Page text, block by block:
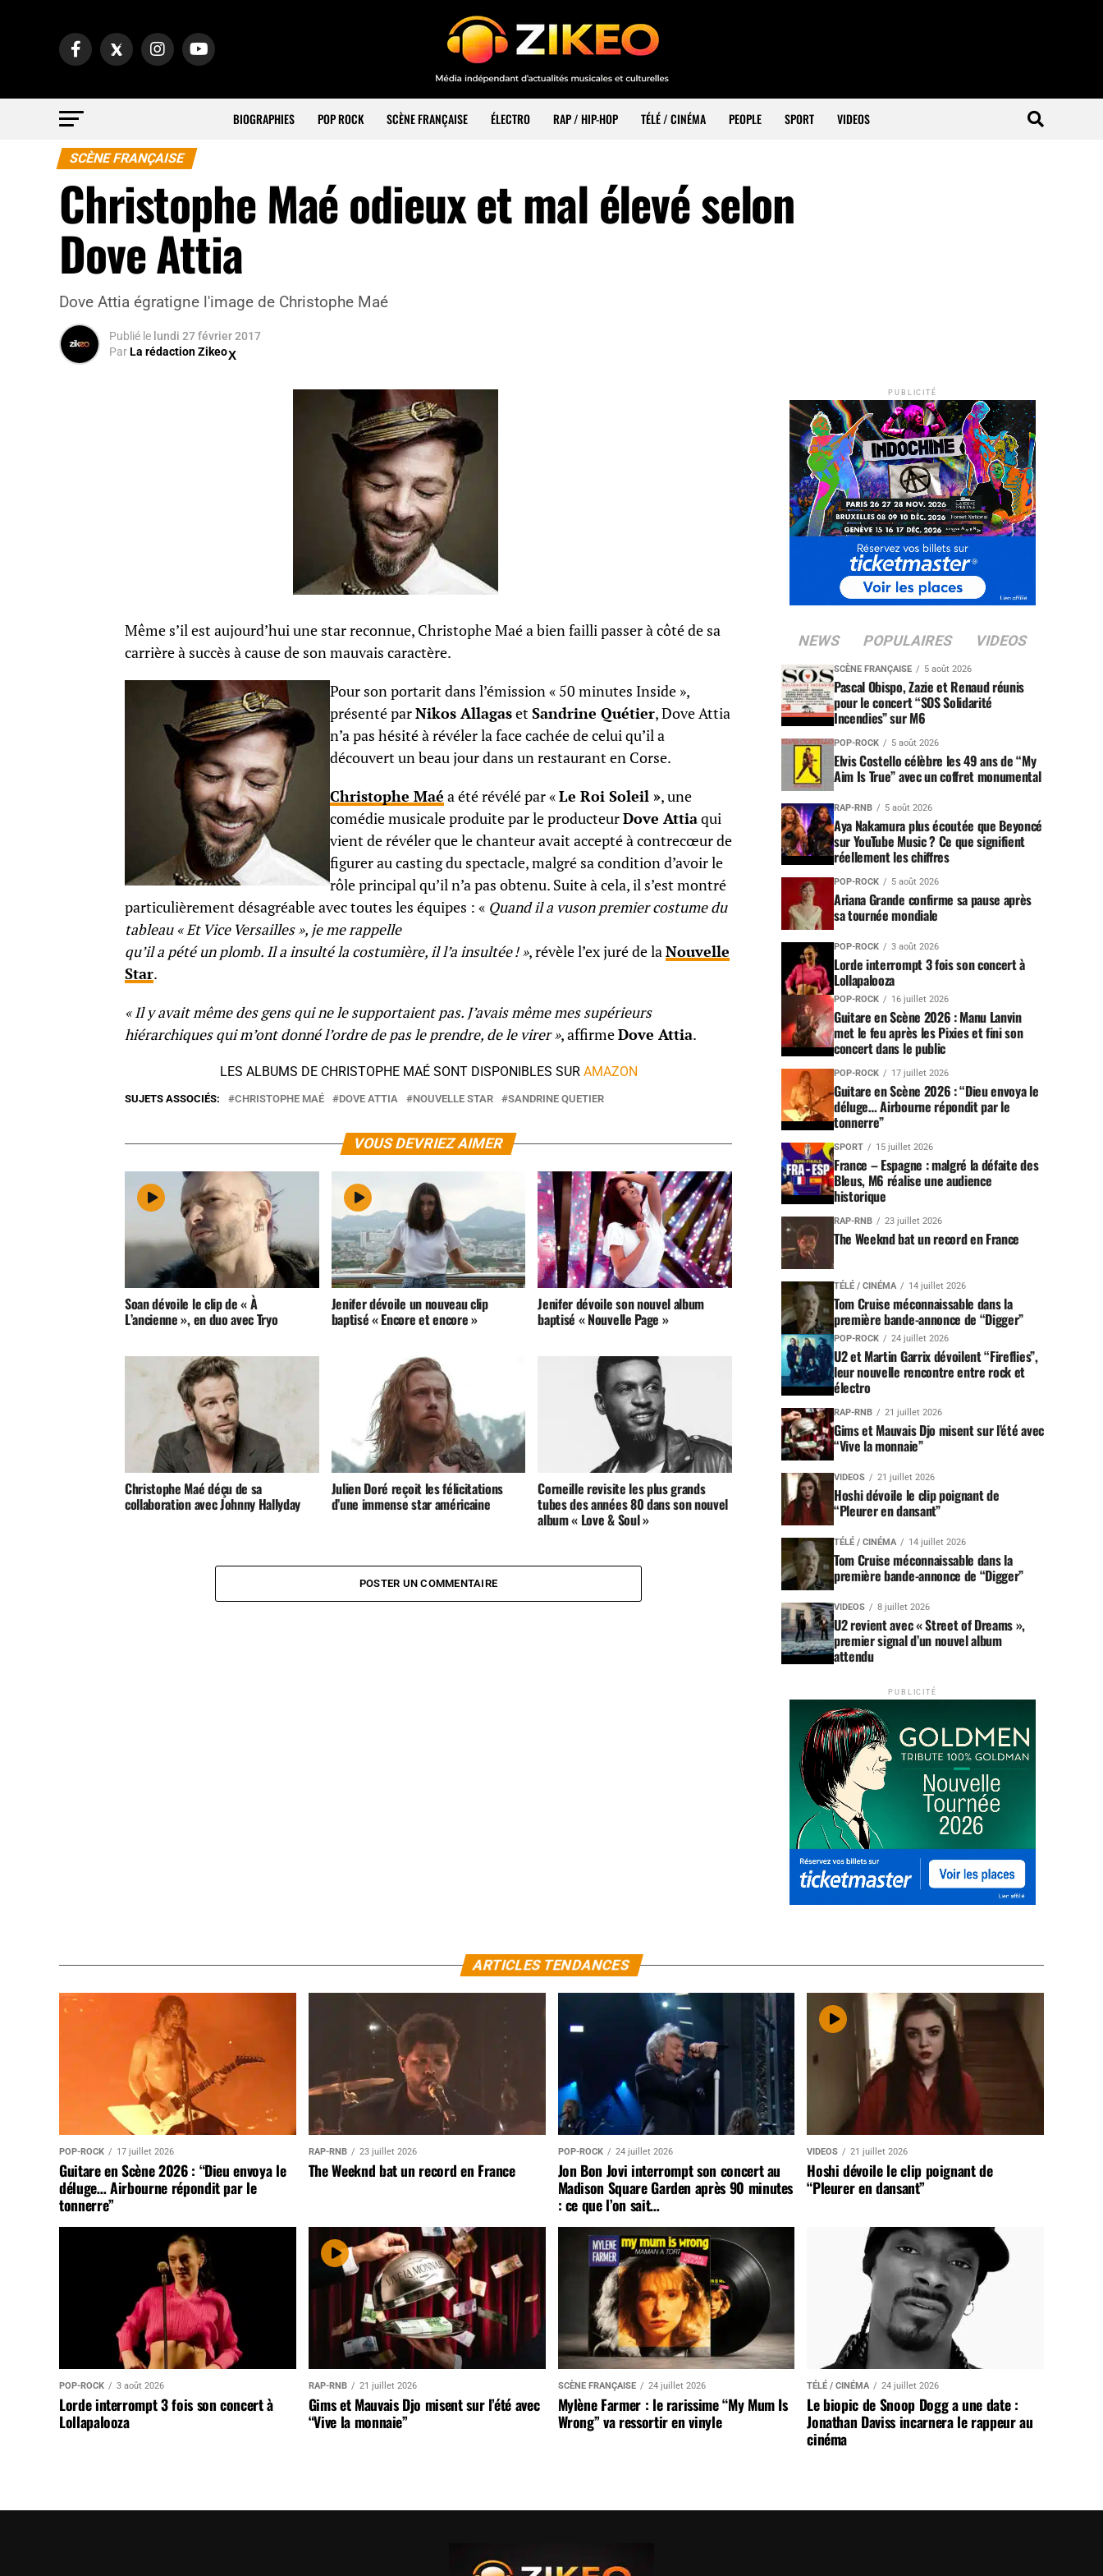
BIOGRAPHIES POP ROCK SCÈNE FRANÇAISE ÉLECTRO RAP / HIP-HOP TÉLÉ / CINÉMA PEOPLE SPORT VIDEOS
SCÈNE FRANÇAISE
Christophe Maé odieux et mal élevé selon
Dove Attia
Dove Attia égratigne l'image de Christophe Maé
Publié le lundi 27 février 2017
ParLa rédaction Zikeo
Même s’il est aujourd’hui une star reconnue, Christophe Maé a bien failli passer à côté de sa
carrière à succès à cause de son mauvais caractère.
Pour son portarit dans l’émission « 50 minutes Inside »,
présenté parNikos AllagasetSandrine Quétier, Dove Attia
n’a pas hésité à révéler la face cachée de celui qu’il a
découvert un beau jour dans un restaurant en Corse.
Christophe Maé a été révélé par «Le Roi Soleil », une
comédie musicale produite par le producteurDove Attiaqui
vient de révéler que le chanteur avait accepté à contrecœur de
figurer au casting du spectacle, malgré sa condition d’avoir le
rôle principal qu’il n’a pas obtenu. Suite à cela, il s’est montré
particulièrement désagréable avec toutes les équipes : « Quand il a vuson premier costume du
tableau « Et Vice Versailles », je me rappelle
qu’il a pété un plomb. Il a insulté la costumière, il l’a insultée ! », révèle l’ex juré de laNouvelle
Star.
« Il y avait même des gens qui ne le supportaient pas. J’avais même mes supérieurs
hiérarchiques qui m’ont donné l’ordre de pas le prendre, de le virer », affirmeDove Attia.
LES ALBUMS DE CHRISTOPHE MAÉ SONT DISPONIBLES SUR AMAZON
SUJETS ASSOCIÉS: CHRISTOPHE MAÉ DOVE ATTIA NOUVELLE STAR SANDRINE QUETIER
VOUS DEVRIEZ AIMER
Soan dévoile le clip de « À
L’ancienne », en duo avec Tryo
Jenifer dévoile un nouveau clip
baptisé « Encore et encore »
Jenifer dévoile son nouvel album
baptisé « Nouvelle Page »
Christophe Maé déçu de sa
collaboration avec Johnny Hallyday
Julien Doré reçoit les félicitations
d’une immense star américaine
Corneille revisite les plus grands
tubes des années 80 dans son nouvel
album « Love & Soul »
POSTER UN COMMENTAIRE
PUBLICITÉ
NEWS POPULAIRES VIDEOS
SCÈNE FRANÇAISE 5 août 2026
Pascal Obispo, Zazie et Renaud réunis
pour le concert “SOS Solidarité
Incendies” sur M6
POP-ROCK 5 août 2026
Elvis Costello célèbre les 49 ans de “My
Aim Is True” avec un coffret monumental
RAP-RNB 5 août 2026
Aya Nakamura plus écoutée que Beyoncé
sur YouTube Music ? Ce que signifient
réellement les chiffres
POP-ROCK 5 août 2026
Ariana Grande confirme sa pause après
sa tournée mondiale
POP-ROCK 3 août 2026
Lorde interrompt 3 fois son concert à
Lollapalooza
POP-ROCK 16 juillet 2026
Guitare en Scène 2026 : Manu Lanvin
met le feu après les Pixies et fini son
concert dans le public
POP-ROCK 17 juillet 2026
Guitare en Scène 2026 : “Dieu envoya le
déluge… Airbourne répondit par le
tonnerre”
SPORT 15 juillet 2026
France – Espagne : malgré la défaite des
Bleus, M6 réalise une audience
historique
RAP-RNB 23 juillet 2026
The Weeknd bat un record en France
TÉLÉ / CINÉMA 14 juillet 2026
Tom Cruise méconnaissable dans la
première bande-annonce de “Digger”
POP-ROCK 24 juillet 2026
U2 et Martin Garrix dévoilent “Fireflies”,
leur nouvelle rencontre entre rock et
électro
RAP-RNB 21 juillet 2026
Gims et Mauvais Djo misent sur l’été avec
“Vive la monnaie”
VIDEOS 21 juillet 2026
Hoshi dévoile le clip poignant de
“Pleurer en dansant”
TÉLÉ / CINÉMA 14 juillet 2026
Tom Cruise méconnaissable dans la
première bande-annonce de “Digger”
VIDEOS 8 juillet 2026
U2 revient avec « Street of Dreams »,
premier signal d’un nouvel album
attendu
PUBLICITÉ
ARTICLES TENDANCES
POP-ROCK 17 juillet 2026
Guitare en Scène 2026 : “Dieu envoya le
déluge… Airbourne répondit par le
tonnerre”
RAP-RNB 23 juillet 2026
The Weeknd bat un record en France
POP-ROCK 24 juillet 2026
Jon Bon Jovi interrompt son concert au
Madison Square Garden après 90 minutes
: ce que l’on sait…
VIDEOS 21 juillet 2026
Hoshi dévoile le clip poignant de
“Pleurer en dansant”
POP-ROCK 3 août 2026
Lorde interrompt 3 fois son concert à
Lollapalooza
RAP-RNB 21 juillet 2026
Gims et Mauvais Djo misent sur l’été avec
“Vive la monnaie”
SCÈNE FRANÇAISE 24 juillet 2026
Mylène Farmer : le rarissime “My Mum Is
Wrong” va ressortir en vinyle
TÉLÉ / CINÉMA 24 juillet 2026
Le biopic de Snoop Dogg a une date :
Jonathan Daviss incarnera le rappeur au
cinéma